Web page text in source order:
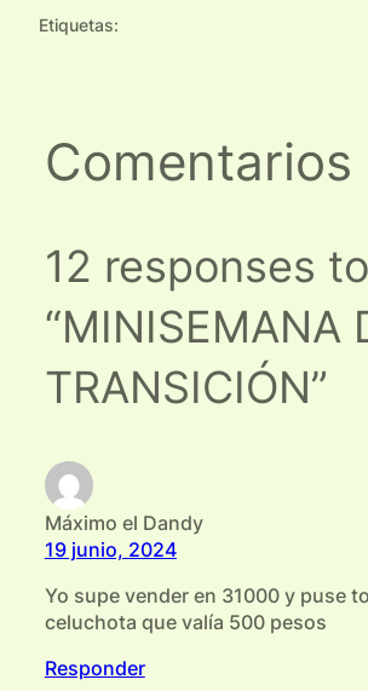
Etiquetas:
Comentarios
12 responses to
“MINISEMANA
TRANSICIÓN”
Máximo el Dandy
19 junio, 2024
Yo supe vender en 31000 y puse
celuchota que valía 500 pesos
Responder